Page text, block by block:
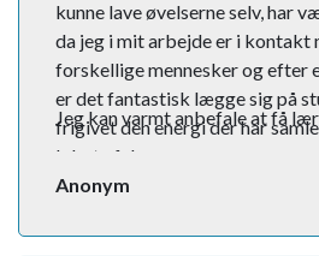
kunne lave øvelserne selv, har
da jeg i mit arbejde er i kontakt
forskellige mennesker og efter
er det fantastisk lægge sig på
frigivet den energi der har
løbet af dagen.
Jeg kan varmt anbefale at få
Anonym